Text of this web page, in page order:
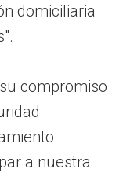
domiciliaria
compromiso
a nuestra